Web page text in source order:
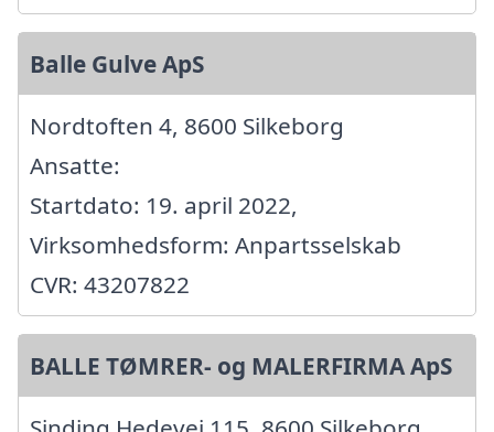
Balle Gulve ApS
Nordtoften 4, 8600 Silkeborg
Ansatte:
Startdato: 19. april 2022,
Virksomhedsform: Anpartsselskab
CVR: 43207822
BALLE TØMRER- og MALERFIRMA ApS